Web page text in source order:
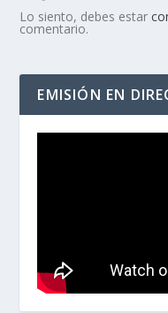
Lo siento, debes estar
comentario.
EMISIÓN EN